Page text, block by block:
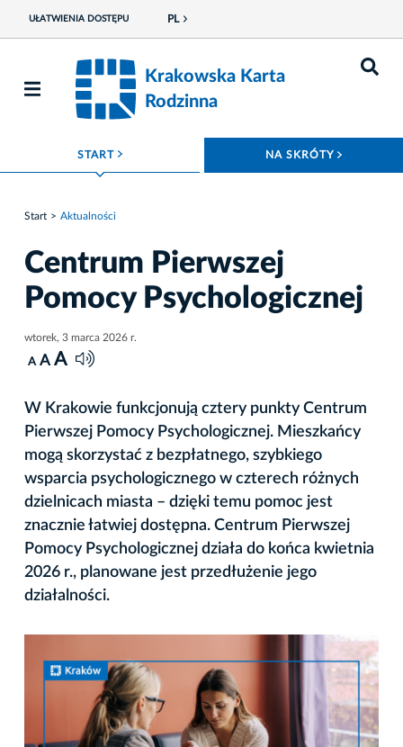
UŁATWIENIA DOSTĘPU PL
Krakowska Karta
Rodzinna
START ROZWIŃ MENU NA SKRÓTY
Start Aktualności
Centrum Pierwszej
Pomocy Psychologicznej
wtorek, 3 marca 2026 r.
A A A
W Krakowie funkcjonują cztery punkty Centrum
Pierwszej Pomocy Psychologicznej. Mieszkańcy
mogą skorzystać z bezpłatnego, szybkiego
wsparcia psychologicznego w czterech różnych
dzielnicach miasta – dzięki temu pomoc jest
znacznie łatwiej dostępna. Centrum Pierwszej
Pomocy Psychologicznej działa do końca kwietnia
2026 r., planowane jest przedłużenie jego
działalności.